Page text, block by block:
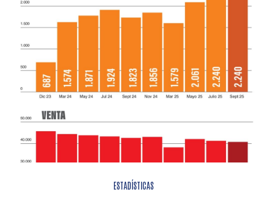
ESTADÍSTICAS